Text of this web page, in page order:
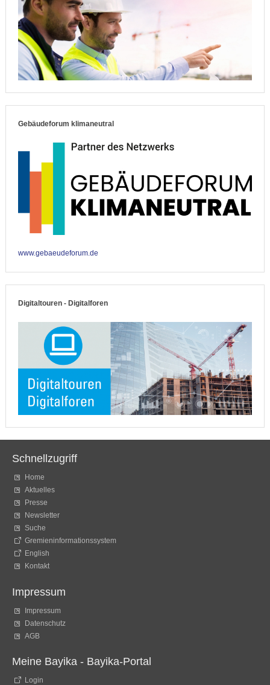
Gebäudeforum klimaneutral
www.gebaeudeforum.de
Digitaltouren - Digitalforen
Schnellzugriff
Home
Aktuelles
Presse
Newsletter
Suche
Gremieninformationssystem
English
Kontakt
Impressum
Impressum
Datenschutz
AGB
Meine Bayika - Bayika-Portal
Login